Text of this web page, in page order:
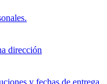
dirección
y fechas de entrega.